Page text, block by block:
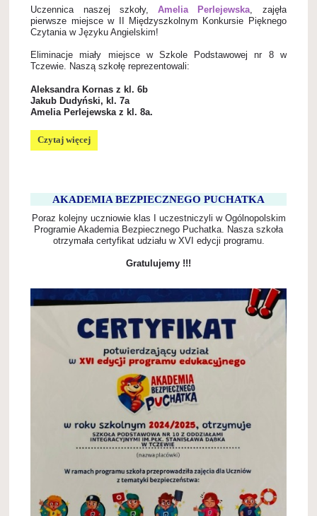
Uczennica naszej szkoły,Amelia Perlejewska , zajęła
pierwsze miejsce w II Międzyszkolnym Konkursie Pięknego
Czytania w Języku Angielskim!
Eliminacje miały miejsce w Szkole Podstawowej nr 8 w
Tczewie. Naszą szkołę reprezentowali:
Aleksandra Kornas z kl. 6b
Jakub Dudyński, kl. 7a
Amelia Perlejewska z kl. 8a.
II
MIĘDZYSZKOLNY
W
JĘZYKU
ANGIELSKIM:
Czytaj więcej
AKADEMIA BEZPIECZNEGO PUCHATKA
Poraz kolejny uczniowie klas I uczestniczyli w Ogólnopolskim
Programie Akademia Bezpiecznego Puchatka. Nasza szkoła
otrzymała certyfikat udziału w XVI edycji programu.
Gratulujemy !!!